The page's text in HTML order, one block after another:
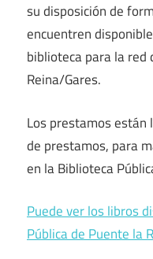
su disposición de
encuentren
biblioteca para la red
Reina/Gares.
Los prestamos
de prestamos, para
en la Biblioteca
Puede ver los libros
Pública de Puente la